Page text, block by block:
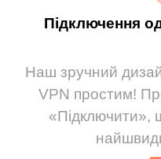
Підключення
Наш зручний
VPN простим!
«Підключити»,